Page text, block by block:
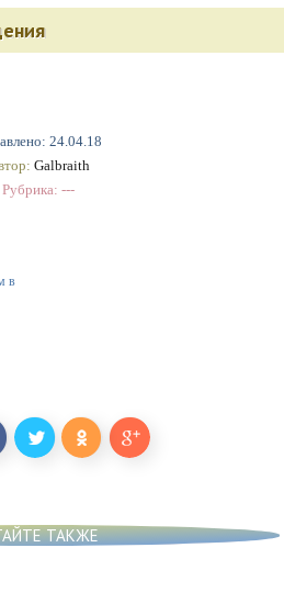
24.04.18
Galbraith
Рубрика: ---
в
ТАКЖЕ